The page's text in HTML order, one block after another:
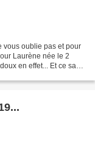
vous oublie pas et pour
Laurène née le 2
en effet... Et ce sac